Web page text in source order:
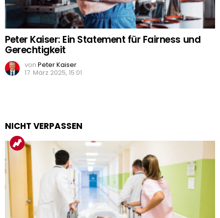
Peter Kaiser: Ein Statement für Fairness und
Gerechtigkeit
von Peter Kaiser
17. März 2025, 15:01
NICHT VERPASSEN